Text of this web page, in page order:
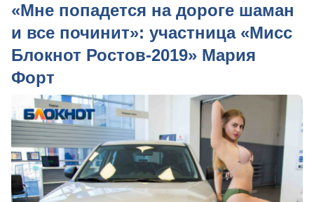
«Мне попадется на дороге шаман
и все починит»: участница «Мисс
Блокнот Ростов-2019» Мария
Форт